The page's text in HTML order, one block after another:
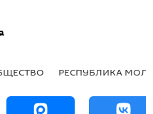
РЕСПУБЛИКА